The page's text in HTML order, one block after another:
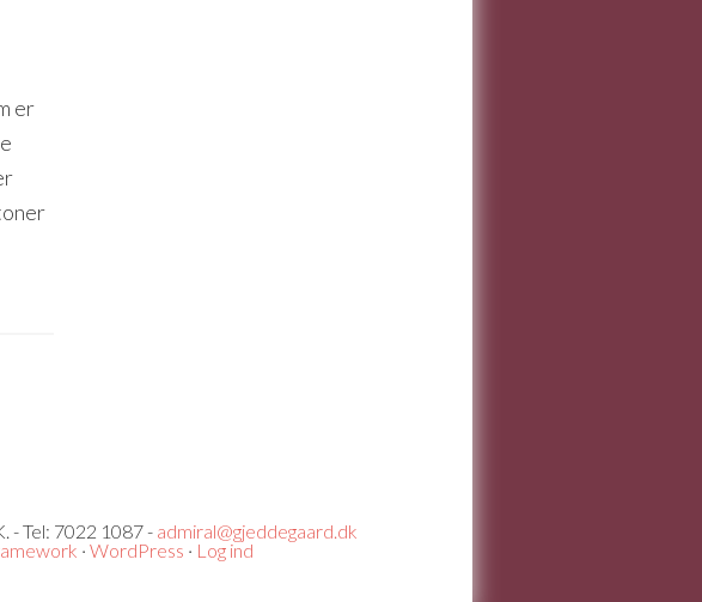
er
- Tel: 7022 1087 - admiral@gjeddegaard.dk
· WordPress · Log ind